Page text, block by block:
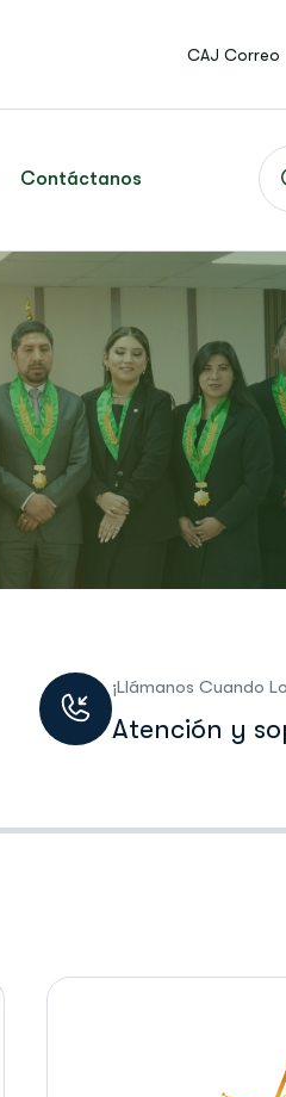
CAJ Correo
Contáctanos
¡Llámanos Cuando
Atención y